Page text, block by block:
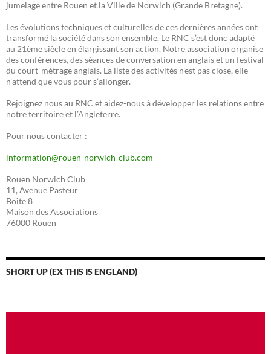
jumelage entre Rouen et la Ville de Norwich (Grande Bretagne).
Les évolutions techniques et culturelles de ces dernières années ont
transformé la société dans son ensemble. Le RNC s’est donc adapté
au 21ème siècle en élargissant son action. Notre association organise
des conférences, des séances de conversation en anglais et un festival
du court-métrage anglais. La liste des activités n’est pas close, elle
n’attend que vous pour s’allonger.
Rejoignez nous au RNC et aidez-nous à développer les relations entre
notre territoire et l’Angleterre.
Pour nous contacter :
information@rouen-norwich-club.com
Rouen Norwich Club
11, Avenue Pasteur
Boîte 8
Maison des Associations
76000 Rouen
SHORT UP (EX THIS IS ENGLAND)